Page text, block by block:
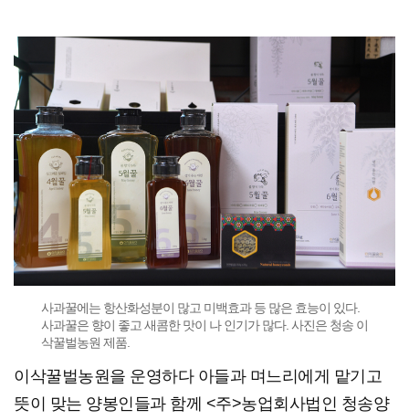
사과꿀에는 항산화성분이 많고 미백효과 등 많은 효능이 있다.
사과꿀은 향이 좋고 새콤한 맛이 나 인기가 많다. 사진은 청송 이
삭꿀벌농원 제품.
이삭꿀벌농원을 운영하다 아들과 며느리에게 맡기고
뜻이 맞는 양봉인들과 함께 <주>농업회사법인 청송양